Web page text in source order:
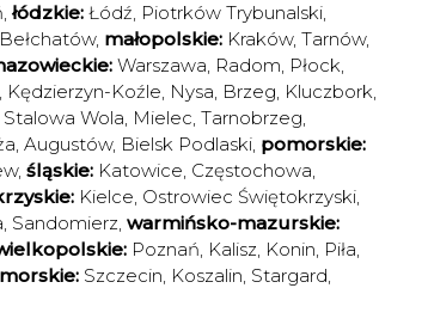
, łódzkie: Łódź, Piotrków Trybunalski,
Bełchatów, małopolskie: Kraków, Tarnów,
Warszawa, Radom, Płock,
, Kędzierzyn-Koźle, Nysa, Brzeg, Kluczbork,
Stalowa Wola, Mielec, Tarnobrzeg,
, Augustów, Bielsk Podlaski, pomorskie:
, śląskie: Katowice, Częstochowa,
Kielce, Ostrowiec Świętokrzyski,
, Sandomierz, warmińsko-mazurskie:
Poznań, Kalisz, Konin, Piła,
Szczecin, Koszalin, Stargard,